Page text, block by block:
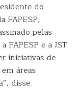
do
FAPESP,
pelas
FAPESP e a JST
iniciativas de
áreas
disse.